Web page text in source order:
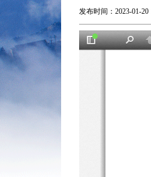
发布时间：2023-01-